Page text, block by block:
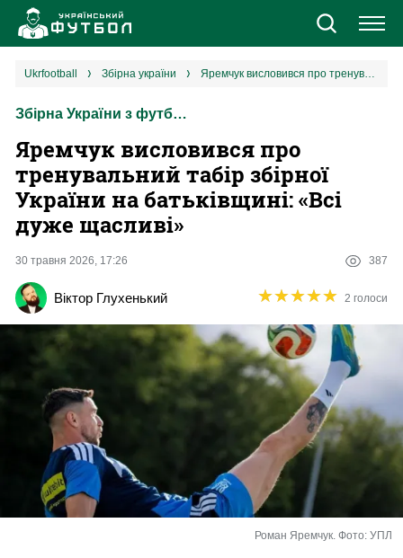
Новини
Збірна
Єврокубки
УПЛ
Різне
Букмекери
ukrfootball збірна україни Яремчук висловився про тренувальний табір збірної України на батьківщині: «Всі дуже щасливі»
Збірна України з футболу
Яремчук висловився про
тренувальний табір збірної
України на батьківщині: «Всі
дуже щасливі»
30 травня 2026, 17:26 387
Віктор Глухенький ★★★★★
★★★★★ 2 голоси
Роман Яремчук. Фото: УПЛ